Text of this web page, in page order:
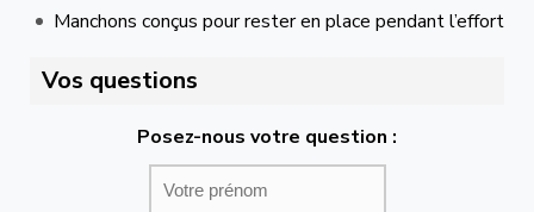
Manchons conçus pour rester en place pendant l’effort
Vos questions
Posez-nous votre question :